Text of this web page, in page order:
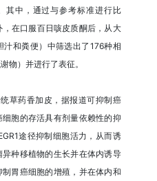
其中，通过与参考标准进行比
在口服百日咳皮质酮后，从大
和粪便）中筛选出了176种相
物）并进行了表征。
草药香加皮，据报道可抑制癌
胞的存活具有剂量依赖性的抑
途径抑制细胞活力，从而诱
种移植物的生长并在体内诱导
胃癌细胞的增殖，并在体内和